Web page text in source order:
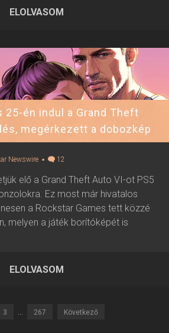
▪ Forrás:ARG99 @YouTUbe
ELOLVASOM
25-én indul a Grand Theft
megérkezett a dobozkép
Newswire ▪ 12
elő a Grand Theft Auto VI-ot PS5
Ez most már hivatalos
a Rockstar Games tett közzé
melyen a játék borítóképét is
▪ Forrás:Rockstar Newswire
ELOLVASOM
3 ... 267 Következő